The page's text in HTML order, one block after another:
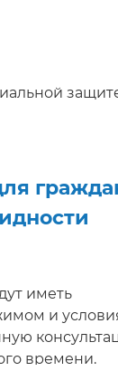
иметь
и
времени.